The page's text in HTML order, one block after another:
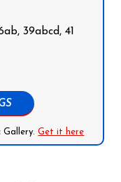
39abcd, 41
Gallery.Get it here